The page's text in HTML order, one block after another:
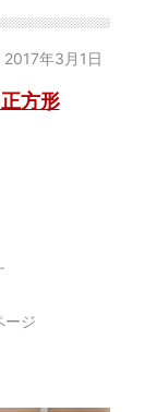
2017年3月1日
方形
ージ